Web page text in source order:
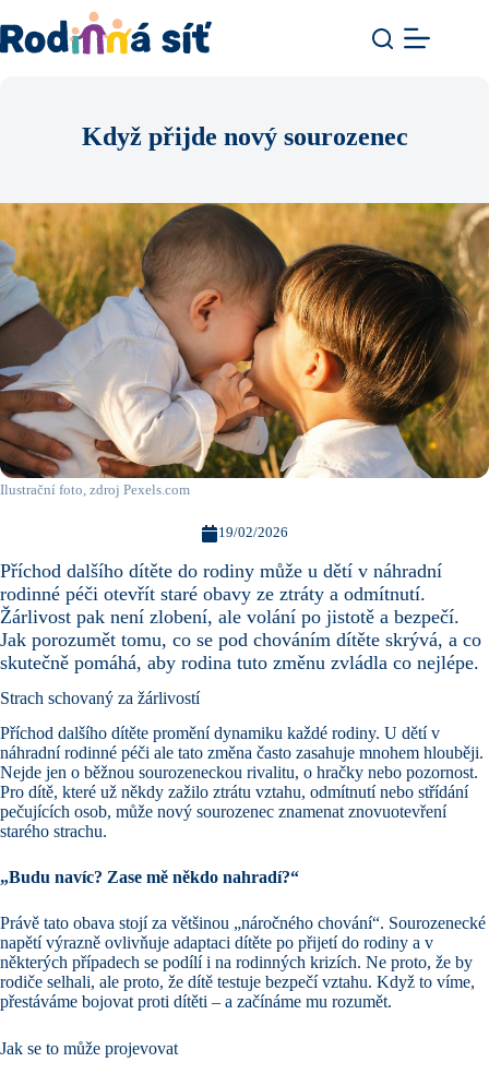
Když přijde nový sourozenec
Ilustrační foto, zdroj Pexels.com
19/02/2026
Příchod dalšího dítěte do rodiny může u dětí v náhradní
rodinné péči otevřít staré obavy ze ztráty a odmítnutí.
Žárlivost pak není zlobení, ale volání po jistotě a bezpečí.
Jak porozumět tomu, co se pod chováním dítěte skrývá, a co
skutečně pomáhá, aby rodina tuto změnu zvládla co nejlépe.
Strach schovaný za žárlivostí
Příchod dalšího dítěte promění dynamiku každé rodiny. U dětí v
náhradní rodinné péči ale tato změna často zasahuje mnohem hlouběji.
Nejde jen o běžnou sourozeneckou rivalitu, o hračky nebo pozornost.
Pro dítě, které už někdy zažilo ztrátu vztahu, odmítnutí nebo střídání
pečujících osob, může nový sourozenec znamenat znovuotevření
starého strachu.
„Budu navíc? Zase mě někdo nahradí?“
Právě tato obava stojí za většinou „náročného chování“. Sourozenecké
napětí výrazně ovlivňuje adaptaci dítěte po přijetí do rodiny a v
některých případech se podílí i na rodinných krizích. Ne proto, že by
rodiče selhali, ale proto, že dítě testuje bezpečí vztahu. Když to víme,
přestáváme bojovat proti dítěti – a začínáme mu rozumět.
Jak se to může projevovat